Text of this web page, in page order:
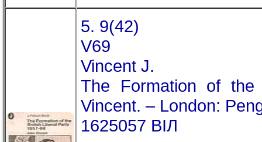
5. 9(42)
V69
Vincent J.
The Formation of
Vincent. – London:
1625057 ВІЛ